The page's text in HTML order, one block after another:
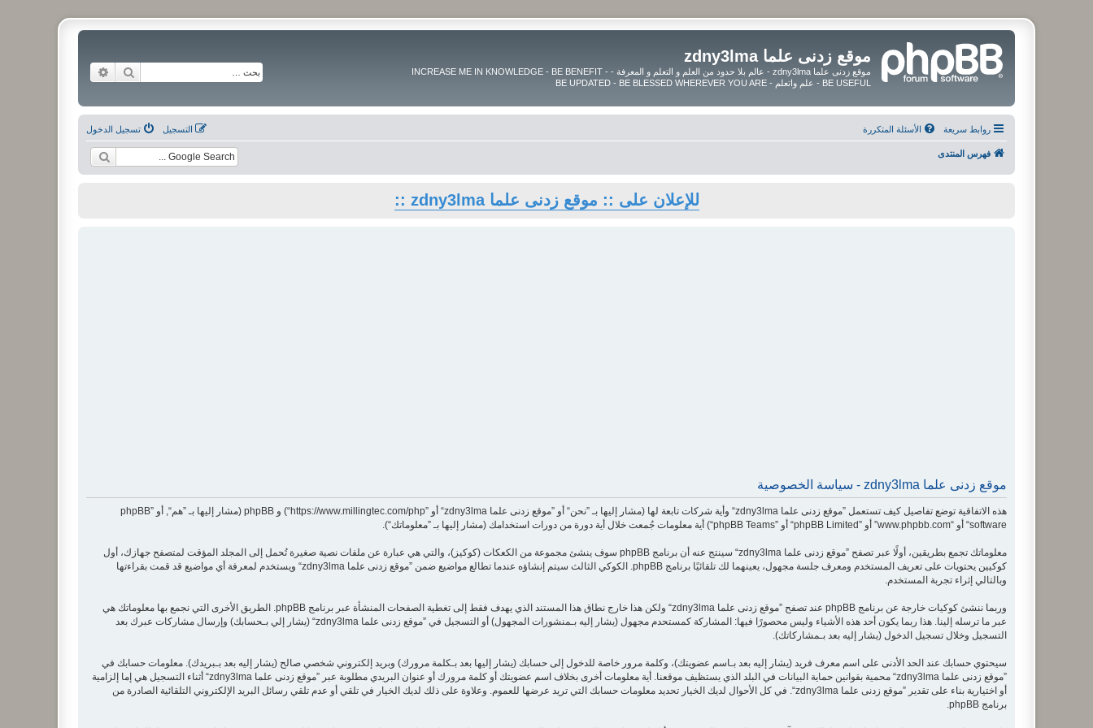
موقع زدنى علما zdny3lma
موقع زدنى علما zdny3lma - عالم بلا حدود من العلم و التعلم و المعرفة - INCREASE ME IN KNOWLEDGE - BE BENEFIT -
BE USEFUL - علم واتعلم - BE UPDATED - BE BLESSED WHEREVER YOU ARE
بحث
روابط سريعة الأسئلة المتكررة تسجيل الدخول التسجيل
فهرس المنتدى
للإعلان على :: موقع زدنى علما zdny3lma ::
موقع زدنى علما zdny3lma - سياسة الخصوصية
هذه الاتفاقية توضع تفاصيل كيف تستعمل ”موقع زدنى علما zdny3lma“ وأية شركات تابعة لها (مشار إليها بـ ”نحن“ أو ”موقع زدنى علما zdny3lma“ أو ”https://www.millingtec.com/php“) و phpBB (مشار إليها بـ ”هم“, أو ”phpBB
software“ أو “www.phpbb.com” أو ”phpBB Limited“ أو ”phpBB Teams“) أية معلومات جُمعت خلال أية دورة من دورات استخدامك (مشار إليها بـ ”معلوماتك“).
معلوماتك تجمع بطريقين، أولًا عبر تصفح ”موقع زدنى علما zdny3lma“ سينتج عنه أن برنامج phpBB سوف ينشئ مجموعة من الكعكات (كوكيز)، والتي هي عبارة عن ملفات نصية صغيرة تُحمل إلى المجلد المؤقت لمتصفح جهازك، أول
كوكيين يحتويات على تعريف المستخدم ومعرف جلسة مجهول، يعينهما لك تلقائيًا برنامج phpBB. الكوكي الثالث سيتم إنشاؤه عندما تطالع مواضيع ضمن ”موقع زدنى علما zdny3lma“ ويستخدم لمعرفة أي مواضيع قد قمت بقراءتها
وبالتالي إثراء تجربة المستخدم.
وربما ننشئ كوكيات خارجة عن برنامج phpBB عند تصفح ”موقع زدنى علما zdny3lma“ ولكن هذا خارج نطاق هذا المستند الذي يهدف فقط إلى تغطية الصفحات المنشأة عبر برنامج phpBB. الطريق الأخرى التي نجمع بها معلوماتك هي
عبر ما ترسله إلينا. هذا ربما يكون أحد هذه الأشياء وليس محصورًا فيها: المشاركة كمستحدم مجهول (يشار إليه بـمنشورات المجهول) أو التسجيل في ”موقع زدنى علما zdny3lma“ (يشار إلي بـحسابك) وإرسال مشاركات عبرك بعد
التسجيل وخلال تسجيل الدخول (يشار إليه بعد بـمشاركاتك).
سيحتوي حسابك عند الحد الأدنى على اسم معرف فريد (يشار إليه بعد بـاسم عضويتك)، وكلمة مرور خاصة للدخول إلى حسابك (يشار إليها بعد بـكلمة مرورك) وبريد إلكتروني شخصي صالح (يشار إليه بعد بـبريدك). معلومات حسابك في
”موقع زدنى علما zdny3lma“ محمية بقوانين حماية البيانات في البلد الذي يستظيف موقعنا. أية معلومات أخرى بخلاف اسم عضويتك أو كلمة مرورك أو عنوان البريدي مطلوبة عبر ”موقع زدنى علما zdny3lma“ أثناء التسجيل هي إما إلزامية
أو اختيارية بناء على تقدير ”موقع زدنى علما zdny3lma“. في كل الأحوال لديك الخيار تحديد معلومات حسابك التي تريد عرضها للعموم. وعلاوة على ذلك لديك الخيار في تلقي أو عدم تلقي رسائل البريد الإلكتروني التلقائية الصادرة من
برنامج phpBB.